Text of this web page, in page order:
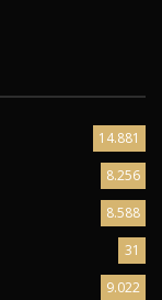
14.881
8.256
8.588
31
9.022